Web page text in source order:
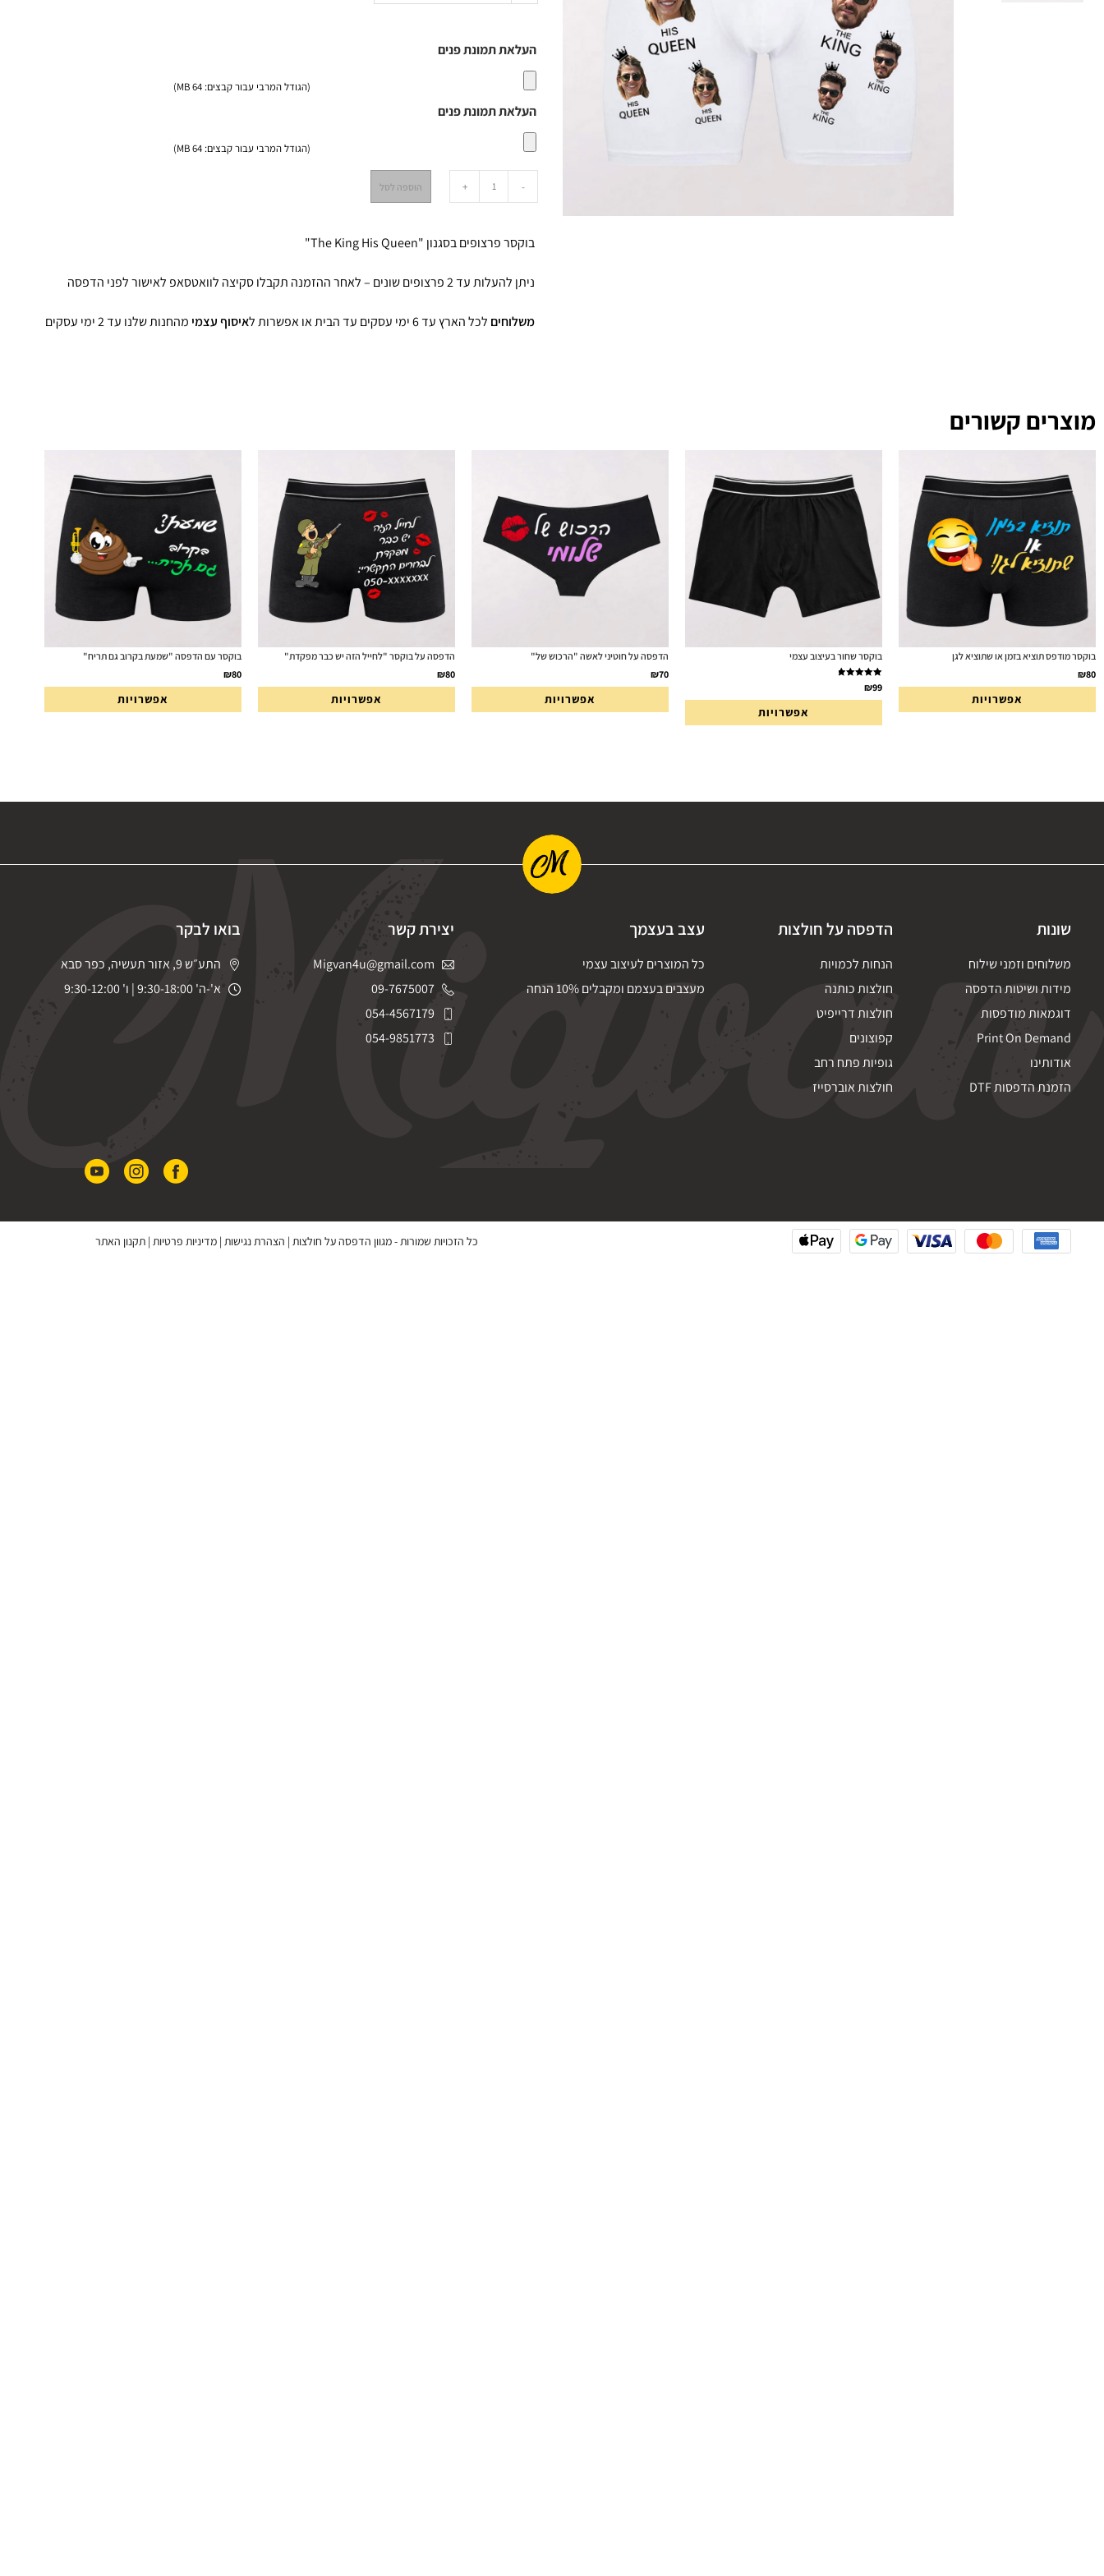
העלאת תמונת פנים
(הגודל המרבי עבור קבצים: 64 MB)
העלאת תמונת פנים
(הגודל המרבי עבור קבצים: 64 MB)
-
+ הוספה לסל
בוקסר פרצופים בסגנון "The King His Queen"
ניתן להעלות עד 2 פרצופים שונים – לאחר ההזמנה תקבלו סקיצה לוואטסאפ לאישור לפני הדפסה
משלוחים לכל הארץ עד 6 ימי עסקים עד הבית או אפשרות ל איסוף עצמי מהחנות שלנו עד 2 ימי עסקים
מוצרים קשורים
בוקסר מודפס תוציא בזמן או שתוציא לגן
₪80
אפשרויות
בוקסר שחור בעיצוב עצמי
דורג5.00₪99
אפשרויות
הדפסה על חוטיני לאשה "הרכוש של"
₪70
אפשרויות
הדפסה על בוקסר "לחייל הזה יש כבר מפקדת"
₪80
אפשרויות
בוקסר עם הדפסה "שמעת בקרוב גם תריח"
₪80
אפשרויות
שונות
משלוחים וזמני שילוח
מידות ושיטות הדפסה
דוגמאות מודפסות
Print On Demand
אודותינו
הזמנת הדפסות DTF
הדפסה על חולצות
הנחות לכמויות
חולצות כותנה
חולצות דרייפיט
קפוצונים
גופיות פתח רחב
חולצות אוברסייז
עצב בעצמך
כל המוצרים לעיצוב עצמי
מעצבים בעצמם ומקבלים 10% הנחה
יצירת קשר
Migvan4u@gmail.com
09-7675007
054-4567179
054-9851773
בואו לבקר
התע״ש 9, אזור תעשיה, כפר סבא
א'-ה' 9:30-18:00 | ו' 9:30-12:00
כל הזכויות שמורות -מגוון הדפסה על חולצות | הצהרת נגישות |מדיניות פרטיות |תקנון האתר